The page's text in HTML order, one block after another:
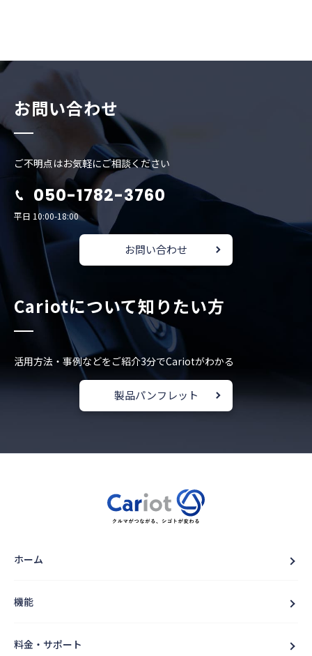
お問い合わせ
ご不明点はお気軽にご相談ください
050-1782-3760
平日 10:00-18:00
お問い合わせ
Cariotについて知りたい方
活用方法・事例などをご紹介3分でCariotがわかる
製品パンフレット
ホーム
機能
料金・サポート